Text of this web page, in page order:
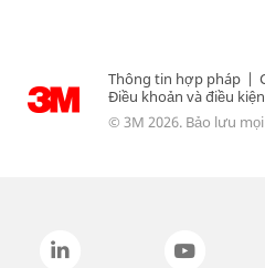
Thông tin hợp pháp |
Điều khoản và điều kiện
© 3M 2026. Bảo lưu